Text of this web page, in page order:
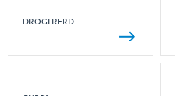
DROGI RFRD